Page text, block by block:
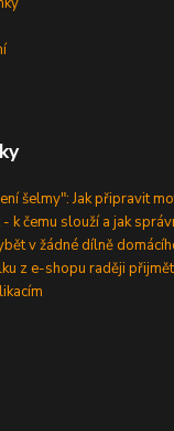
šelmy": Jak připravit
k čemu slouží a jak
v žádné dílně
z e-shopu raději